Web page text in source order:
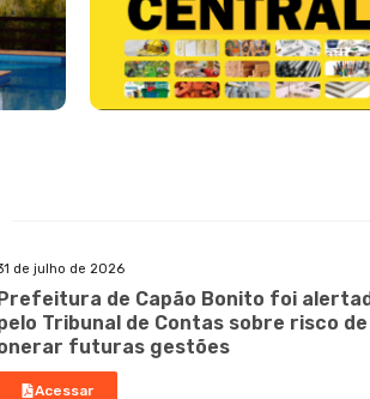
de julho de 2026
Prefeitura de Capão Bonito foi
Tribunal de Contas sobre risco de
futuras gestões
Acessar